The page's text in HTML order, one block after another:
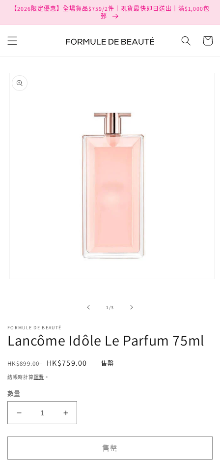
跳至內
【2026限定優惠】全場貨品$759/2件｜現貨最快即日送出｜滿$1,000包
郵
購
物
略過產
品資訊
中
媒
體
案
1
1//3
FORMULE DE BEAUTÉ
Lancôme Idôle Le Parfum 75ml
定
價
HK$899.00
售
價
HK$759.00 售罄
結帳時計算運費 。
數量
Lancôme
Idôle
Le
75ml
Lancôme
Idôle
Le
75ml
售罄